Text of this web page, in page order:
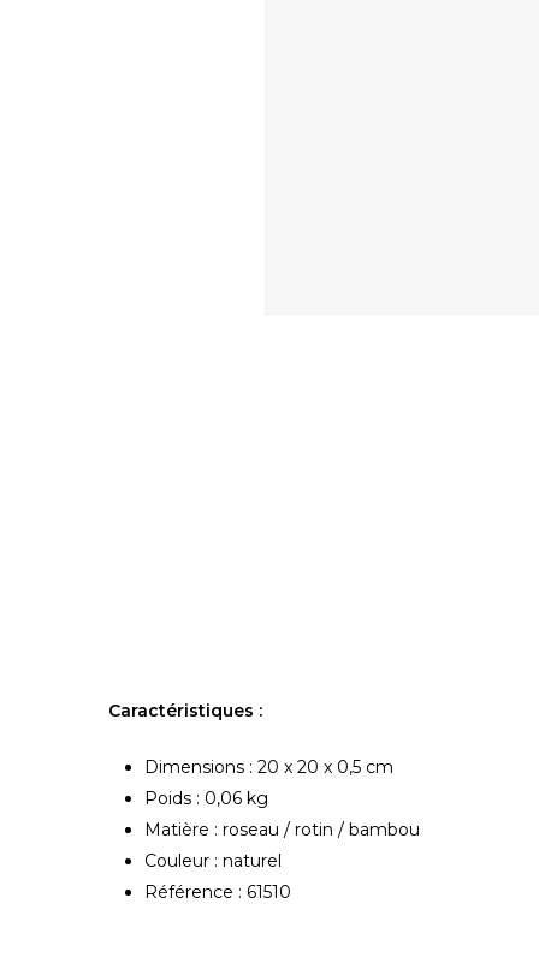
Caractéristiques :
Dimensions : 20 x 20 x 0,5 cm
Poids : 0,06 kg
Matière : roseau / rotin / bambou
Couleur : naturel
Référence : 61510